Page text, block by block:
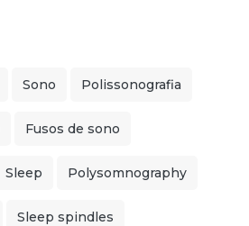
Sono Polissonografia
Fusos de sono
Sleep Polysomnography
Sleep spindles